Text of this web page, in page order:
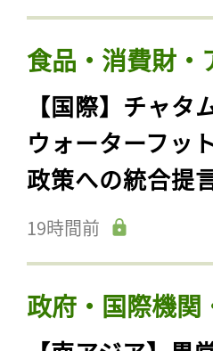
食品・消費財・
【国際】チャ
ウォーターフッ
政策への統合提
19時間前
政府・国際機関